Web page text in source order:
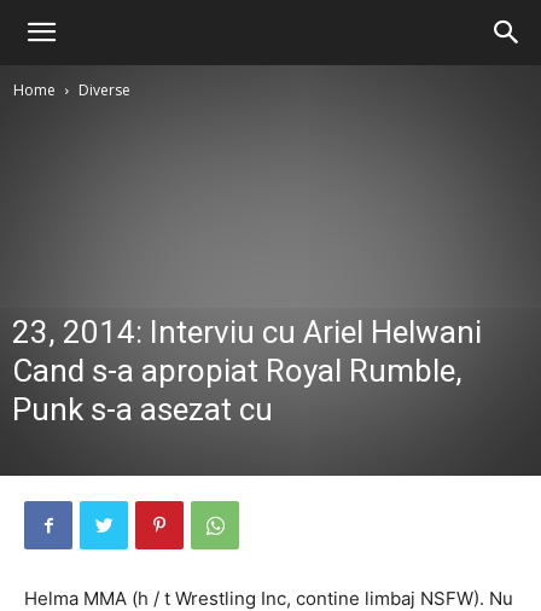
Home Diverse
23, 2014: Interviu cu Ariel Helwani
Cand s-a apropiat Royal Rumble,
Punk s-a asezat cu
Helma MMA (h / t Wrestling Inc, contine limbaj NSFW). Nu